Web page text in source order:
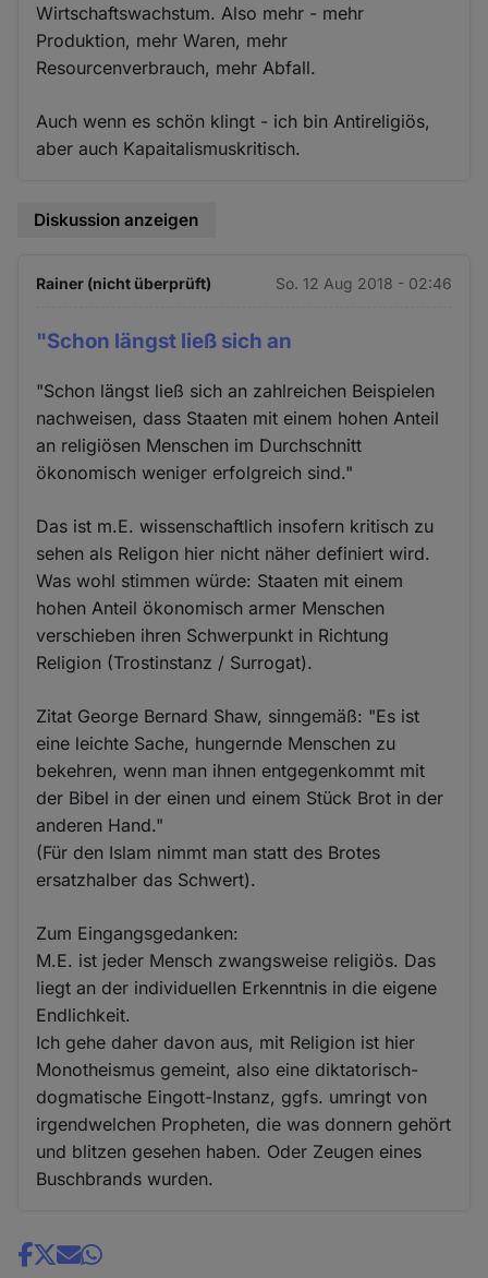
Wirtschaftswachstum. Also mehr - mehr
Produktion, mehr Waren, mehr
Resourcenverbrauch, mehr Abfall.
Auch wenn es schön klingt - ich bin Antireligiös,
aber auch Kapaitalismuskritisch.
Diskussion anzeigen
Rainer (nicht überprüft) So. 12 Aug 2018 - 02:46
"Schon längst ließ sich an
"Schon längst ließ sich an zahlreichen Beispielen
nachweisen, dass Staaten mit einem hohen Anteil
an religiösen Menschen im Durchschnitt
ökonomisch weniger erfolgreich sind."
Das ist m.E. wissenschaftlich insofern kritisch zu
sehen als Religon hier nicht näher definiert wird.
Was wohl stimmen würde: Staaten mit einem
hohen Anteil ökonomisch armer Menschen
verschieben ihren Schwerpunkt in Richtung
Religion (Trostinstanz / Surrogat).
Zitat George Bernard Shaw, sinngemäß: "Es ist
eine leichte Sache, hungernde Menschen zu
bekehren, wenn man ihnen entgegenkommt mit
der Bibel in der einen und einem Stück Brot in der
anderen Hand."
(Für den Islam nimmt man statt des Brotes
ersatzhalber das Schwert).
Zum Eingangsgedanken:
M.E. ist jeder Mensch zwangsweise religiös. Das
liegt an der individuellen Erkenntnis in die eigene
Endlichkeit.
Ich gehe daher davon aus, mit Religion ist hier
Monotheismus gemeint, also eine diktatorisch-
dogmatische Eingott-Instanz, ggfs. umringt von
irgendwelchen Propheten, die was donnern gehört
und blitzen gesehen haben. Oder Zeugen eines
Buschbrands wurden.
Share